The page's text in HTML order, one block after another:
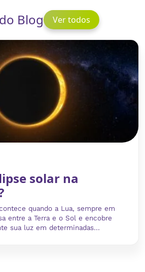
Blog Ver todos
solar na
quando a Lua, sempre em
entre a Terra e o Sol e encobre
sua luz em determinadas...